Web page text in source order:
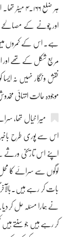
ہر ضلع
اور چونے کے مصالحے
ہے۔ اس کے کمروں
مربع شکل کے تھے اور ان
نقش و نگار نہیں نہ
موجودہ حالت انتہائی
میرا خیال تھا،
اس سے پوری طرح باخبر
اپنے اس تاریخی
لوگوں سے سرائے کا محل
بات کر رہے ہیں۔بالآخر
نے ہمارا مسئلہ حل
کر رہے ہیں جو سنتے